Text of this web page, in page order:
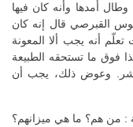
أمدها وأنه كان فيها
القبرصي قال إنه كان
أنه يجب ألا المعونة
فوق ما تستحقه الطبيعة
وعوض ذلك، يجب أن
: من هم؟ ما هي ميزانهم؟